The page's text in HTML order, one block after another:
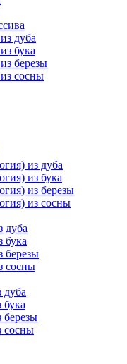
дуба
бука
березы
сосны
из дуба
из бука
из березы
из сосны
дуба
бука
березы
сосны
сосны